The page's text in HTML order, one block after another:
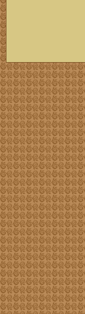
скачать mp3 бесплатно